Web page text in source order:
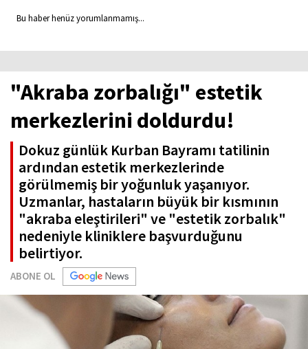
Bu haber henüz yorumlanmamış...
"Akraba zorbalığı" estetik
merkezlerini doldurdu!
Dokuz günlük Kurban Bayramı tatilinin
ardından estetik merkezlerinde
görülmemiş bir yoğunluk yaşanıyor.
Uzmanlar, hastaların büyük bir kısmının
"akraba eleştirileri" ve "estetik zorbalık"
nedeniyle kliniklere başvurduğunu
belirtiyor.
ABONE OL